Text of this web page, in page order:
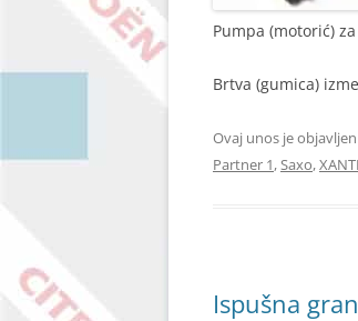
Pumpa (motorić)
Brtva (gumica)
Ovaj unos je
Partner 1,Saxo,
Ispušna